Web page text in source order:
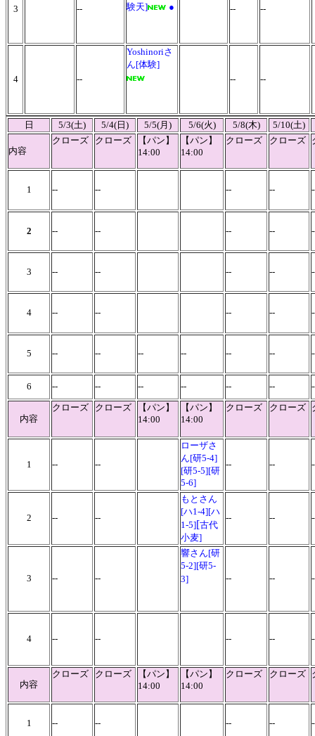
3 --
験天]
● -- --
4 --
Yoshinoriさ
ん[体験]
--
--
日 5/3(土) 5/4(日) 5/5(月) 5/6(火) 5/8(木) 5/10(土)
内容
クローズ クローズ
【パン】
14:00
【パン】
14:00
クローズ クローズ
1 -- -- -- --
2 -- -- -- --
3 -- -- -- --
4 -- -- -- --
5 -- -- -- -- -- --
6 -- -- -- -- -- --
内容
クローズ クローズ
【パン】
14:00
【パン】
14:00
クローズ クローズ
1 -- --
ローザさ
ん[研5-4]
[研5-5][研
5-6]
-- --
2 -- --
もとさん
[ハ1-4][ハ
1-5][古代
小麦]
-- --
3 -- --
響さん[研
5-2][研5-
3]
-- --
4 -- -- -- --
内容
クローズ クローズ
【パン】
14:00
【パン】
14:00
クローズ クローズ
1 -- -- -- --